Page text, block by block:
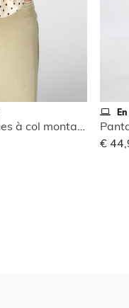
Blouse sans manches à col montant
€